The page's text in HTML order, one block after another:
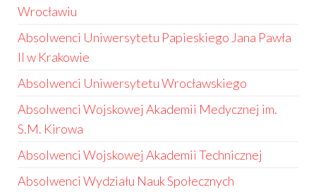
Wrocławiu
Absolwenci Uniwersytetu Papieskiego Jana Pawła
II w Krakowie
Absolwenci Uniwersytetu Wrocławskiego
Absolwenci Wojskowej Akademii Medycznej im.
S.M. Kirowa
Absolwenci Wojskowej Akademii Technicznej
Absolwenci Wydziału Nauk Społecznych